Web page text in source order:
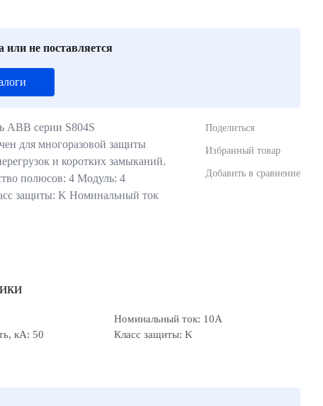
или не поставляется
ABB серии S804S
для многоразовой защиты
и коротких замыканий.
полюсов: 4 Модуль: 4
защиты: K Номинальный ток
Поделиться
Избранный товар
Добавить в сравнение
Номинальный ток: 10А
кА: 50
Класс защиты: K